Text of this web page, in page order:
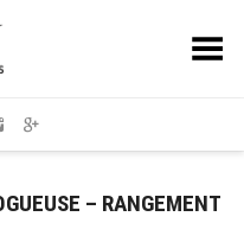
Toggle Menu
– RANGEMENT